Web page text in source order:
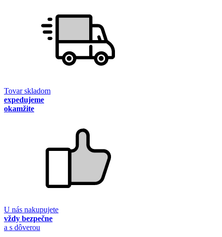
Tovar skladom
expedujeme
okamžite
U nás nakupujete
vždy bezpečne
a s dôverou